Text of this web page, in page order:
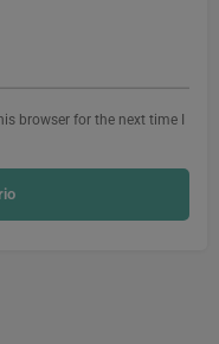
browser for the next time I